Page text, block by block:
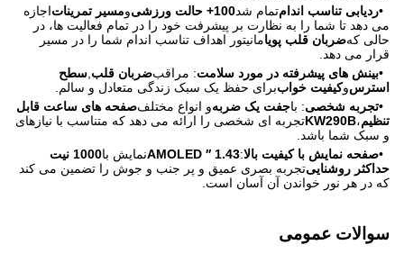
•ردیابی تناسب اندامتمام شد100+ حالت ورزشی ومسیر تمریناتاجازه
می دهد تا شما را به نظارت بر پیشرفت خود را در تمام فعالیت ها، در
حالی کهضربان قلب پویامانیتور اهداف تناسب اندام شما را در مسیر
قرار می دهد.
•بینش های پیشرفته در مورد سلامت: مراقبضربان قلب سطح
استرسوکیفیت خواببرای حفظ یک سبک زندگی متعادل و سالم.
•تجربه شخصی: باجفت یک ضربهو انواع مختلفصفحه های ساعت قابل
تنظیم،KW290Bتجربه ای شخصی را ارائه می دهد که متناسب با نیازهای
و سبک شما باشد.
•صفحه نمایش با کیفیت بالا:
1.43 ′′ AMOLED نمایش با
1000 نیت
حداکثر روشناییتجربه بصری عمیق و پر جنب و جوش را تضمین می کند
که در هر نور خواندن آن آسان است.
سوالات عمومی